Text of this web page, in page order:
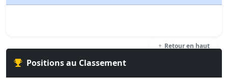
Retour en haut
Positions au Classement